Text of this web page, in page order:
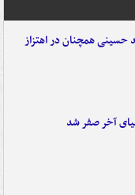
حسینی همچنان در اهتزاز
آخر صفر شد